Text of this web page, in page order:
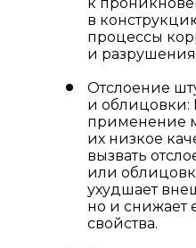
в
процессы
и
Отслоение
и облицовки:
применение
их низкое
вызвать
или
ухудшает
но и снижает
свойства.